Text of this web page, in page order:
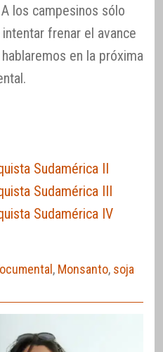
los campesinos sólo
frenar el avance
en la próxima
Sudamérica II
Sudamérica III
Sudamérica IV
, Monsanto, soja